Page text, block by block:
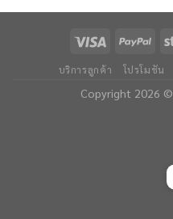
บริการลูกค้า โปรโมชัน
Copyright 2026 ©